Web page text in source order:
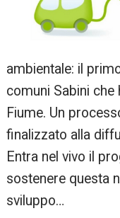
ambientale: il
comuni Sabini
Fiume. Un
finalizzato alla
Entra nel vivo il
sostenere questa
sviluppo…